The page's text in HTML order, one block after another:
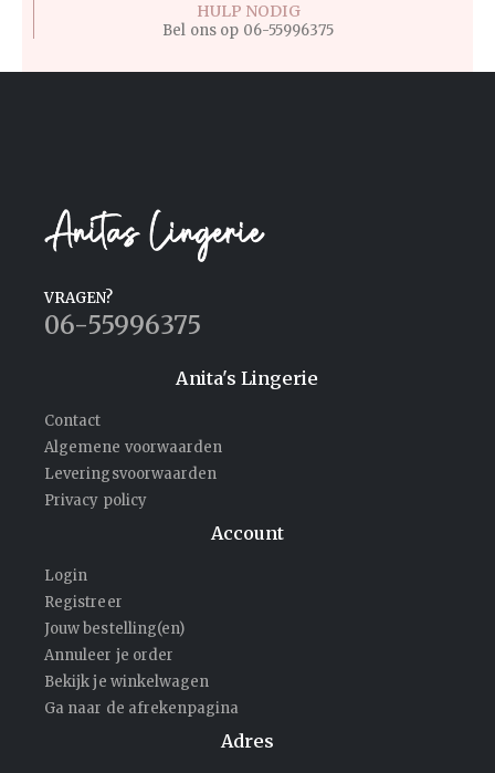
HULP NODIG
Bel ons op 06-55996375
VRAGEN?
06-55996375
Anita's Lingerie
Contact
Algemene voorwaarden
Leveringsvoorwaarden
Privacy policy
Account
Login
Registreer
Jouw bestelling(en)
Annuleer je order
Bekijk je winkelwagen
Ga naar de afrekenpagina
Adres